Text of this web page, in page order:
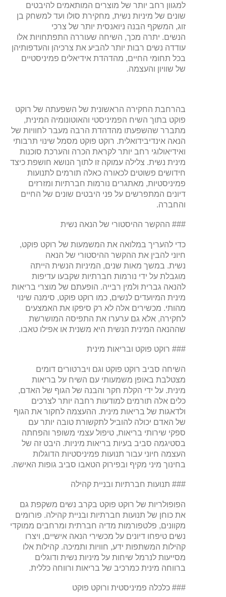
למגוון רחב יותר של מוצרים המותאמים להיבטים
שונים של מיניות נשית, מחקירת סולו ועד למשחק בן
זוג, המשקף הבנה ניואנסית יותר של צרכי
הנשים. יתרה מכך, השיחה שעוררה התפתחויות אלו
עודדה נשים רבות יותר להביע את צרכיהן והעדפותיהן
בכל תחומי החיים, מהדהדת אידיאלים פמיניסטיים
של שוויון והעצמה.
בהרחבת החקירה הראשונית של השפעתה של רוקט
פוקט בתוך השיח הפמיניסטי והאוטונומיה המינית,
מתברר שהשפעתו מהדהדת הרבה מעבר לחוויות של
הנאה אינדיבידואלית. רוקט פוקט מסמל שינוי תרבותי
ואידיאולוגי רחב יותר לקראת הכרה והערכת סוכנות
מינית נשית. צלילה עמוקה זו לתוך הנושא חושפת כיצד
חידושים פשוטים לכאורה כאלה תורמים לתנועות
פמיניסטיות, מאתגרים נורמות חברתיות ומזרזים
דיונים המתפרשים על פני היבטים שונים של החיים
והחברה.
### ההקשר ההיסטורי של הנאה נשית
כדי להעריך במלואה את המשמעות של רוקט פוקט,
חיוני להבין את ההקשר ההיסטורי של הנאה
נשית. במשך מאות שנים, המיניות הנשית הייתה
מוגבלת על ידי נורמות חברתיות שקבעו עדיפות
להנאה גברית ולמין רבייה. הופעתם של מוצרי בריאות
מינית המיועדים לנשים, כמו רוקט פוקט, סימנה שינוי
מהותי. מכשירים אלה לא רק סיפקו את האמצעים
לחקירה, אלא גם ערערו את התפיסה המושרשת
שההנאה המינית הנשית היא משנית או אפילו טאבו.
### רוקט פוקט ובריאות מינית
השיחה סביב רוקט פוקט וגם ויברטורים דומים
מצטלבת באופן משמעותי עם השיח על בריאות
מינית. על ידי הקלת חקר והבנה של הגוף של האדם,
כלים אלה תורמים למודעות רחבה יותר לצרכים
ולדאגות של בריאות מינית. ההעצמה לחקור את הגוף
של האדם יכולה להוביל לתקשורת טובה יותר עם
ספקי שירותי בריאות, טיפול עצמי משופר והפחתה
בסטיגמה סביב בעיות בריאות מיניות. היבט זה של
העצמה חיוני עבור תנועות פמיניסטיות הדוגלות
בחינוך מיני מקיף ובפירוק הטאבו סביב גופות האישה.
### תנועות חברתיות ובניית קהילה
הפופולריות של רוקט פוקט בקרב נשים משקפת גם
את כוחן של תנועות חברתיות ובניית קהילה. פורומים
מקוונים, פלטפורמות מדיה חברתית ומרחבים ממוקדי
נשים טיפחו דיונים על מכשירי הנאה אישיים, ויצרו
קהילות המשתפות ידע, חוויות ותמיכה. קהילות אלו
מסייעות לנרמל שיחות על מיניות נשית ודוגלים
ברווחה מינית כמרכיב של בריאות ורווחה כללית.
### כלכלה פמיניסטית ורוקט פוקט